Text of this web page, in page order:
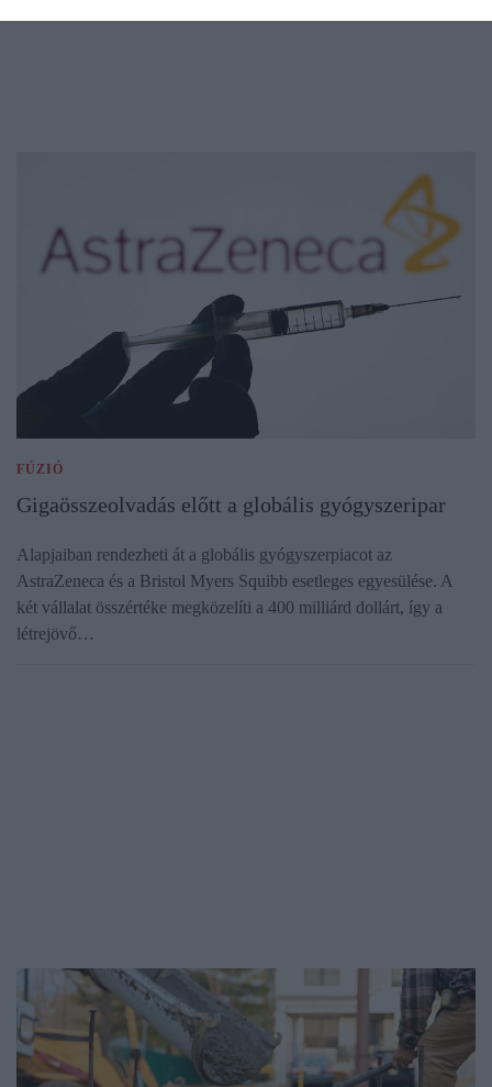
FÚZIÓ
Gigaösszeolvadás előtt a globális gyógyszeripar
Alapjaiban rendezheti át a globális gyógyszerpiacot az
AstraZeneca és a Bristol Myers Squibb esetleges egyesülése. A
két vállalat összértéke megközelíti a 400 milliárd dollárt, így a
létrejövő…